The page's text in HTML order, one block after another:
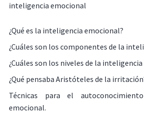
inteligencia emocional
¿Qué es la inteligencia emocional?
¿Cuáles son los componentes de la
¿Cuáles son los niveles de la
¿Qué pensaba Aristóteles de la
Técnicas para el
emocional.